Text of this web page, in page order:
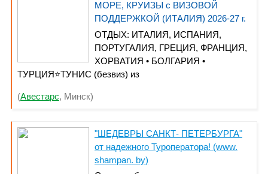
МОРЕ, КРУИЗЫ с ВИЗОВОЙ
ПОДДЕРЖКОЙ (ИТАЛИЯ) 2026-27 г.
ОТДЫХ: ИТАЛИЯ, ИСПАНИЯ,
ПОРТУГАЛИЯ, ГРЕЦИЯ, ФРАНЦИЯ,
ХОРВАТИЯ • БОЛГАРИЯ •
ТУРЦИЯ⭐ТУНИС (безвиз) из
море + грязелечение⭐ДЕТСКО- МОЛОДЁЖНЫЙ
МОРЕ⭐ГЕЛЕНДЖИК, КАБАРДИНКА-(6-8-11дн)⭐ЗОЛОТ
ОЕ КОЛЬЦО10 07.08⭐Проезд автобусом в
Грузию⭐ПОЛЬСКАЯ БАЛТИКА
13.08⭐ЧЕРНОГОРИЯ⭐АВИА- ИТАЛИЯ, ФРАНЦИЯ-виз.
(Авестарс, Минск)
"ШЕДЕВРЫ САНКТ- ПЕТЕРБУРГА"
от надежного Туроператора! (www.
shampan. by)